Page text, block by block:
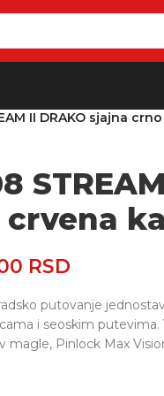
II DRAKO sjajna
RSD
putovanje
i seoskim
magle, Pinlock Max